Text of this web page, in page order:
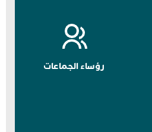
رؤساء الجماعات